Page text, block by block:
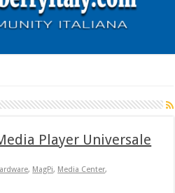
Player Universale
, MagPi, Media Center,